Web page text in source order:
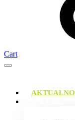
Cart
AKTUALNO